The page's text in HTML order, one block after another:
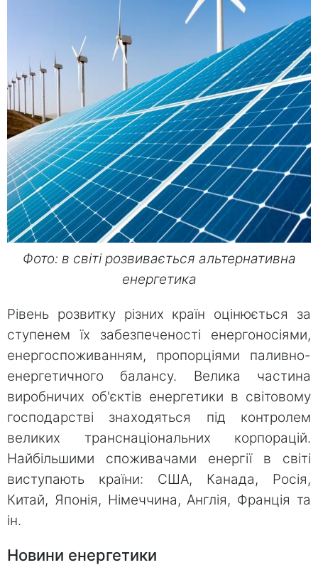
Фото: в світі розвивається альтернативна
енергетика
Рівень розвитку різних країн оцінюється за
ступенем їх забезпеченості енергоносіями,
енергоспоживанням, пропорціями паливно-
енергетичного балансу. Велика частина
виробничих об'єктів енергетики в світовому
господарстві знаходяться під контролем
великих транснаціональних корпорацій.
Найбільшими споживачами енергії в світі
виступають країни: США, Канада, Росія,
Китай, Японія, Німеччина, Англія, Франція та
ін.
Новини енергетики